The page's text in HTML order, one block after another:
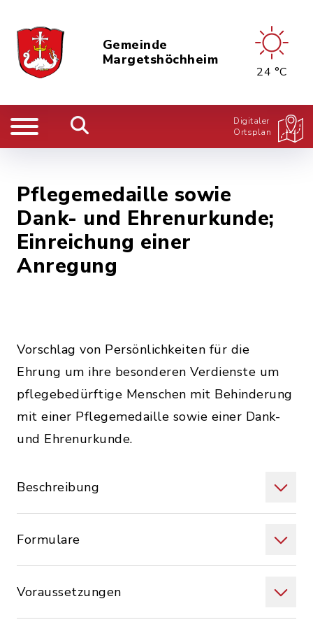
Gemeinde
Margetshöchheim
24 °C
Digitaler
Ortsplan
Pflegemedaille sowie
Dank- und Ehrenurkunde;
Einreichung einer
Anregung
Vorschlag von Persönlichkeiten für die
Ehrung um ihre besonderen Verdienste um
pflegebedürftige Menschen mit Behinderung
mit einer Pflegemedaille sowie einer Dank-
und Ehrenurkunde.
Beschreibung
Formulare
Voraussetzungen